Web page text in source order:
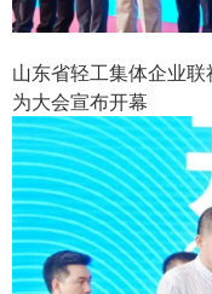
山东省轻工集体企业
为大会宣布开幕